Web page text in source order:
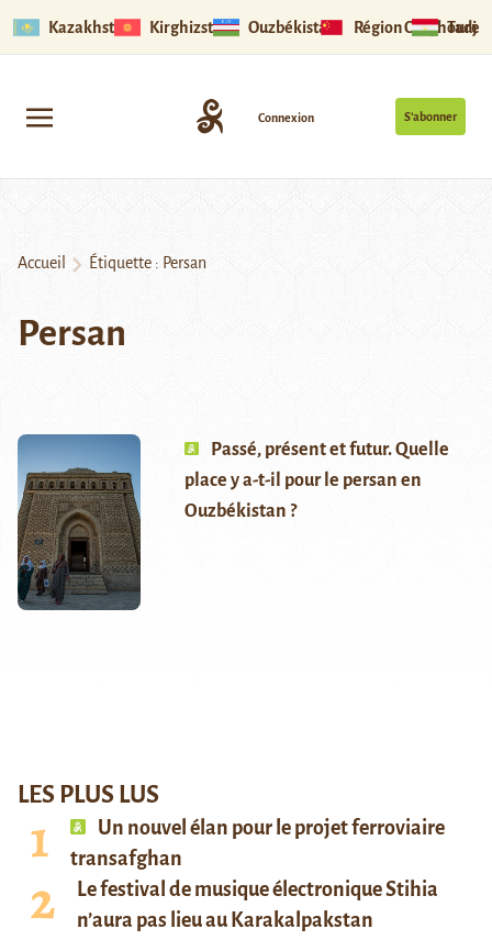
Kazakhstan Kirghizstan Ouzbékistan Région Ouïghoure
S’abonner
Connexion
Accueil Étiquette : Persan
Persan
Passé, présent et futur. Quelle
place y a-t-il pour le persan en
Ouzbékistan ?
LES PLUS LUS
Un nouvel élan pour le projet ferroviaire
transafghan
Le festival de musique électronique Stihia
n’aura pas lieu au Karakalpakstan